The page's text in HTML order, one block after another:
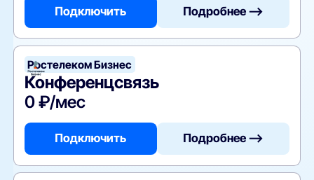
Подключить Подробнее —>
Ростелеком Бизнес
Конференцсвязь
0 ₽/мес
Подключить Подробнее —>